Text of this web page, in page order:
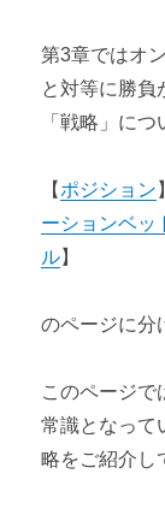
テキサスホール
第3章 テキサス
テキサスホー
テキサスホー
ト】
テキサスホー
テキサスホー
第3章ではオ
と対等に勝負
「戦略」につ
【 ポジション
ーションベッ
ル】
のページに分
このページで
常識となって
略をご紹介し